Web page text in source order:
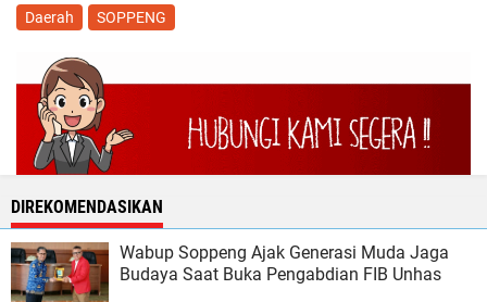
Daerah SOPPENG
DIREKOMENDASIKAN
Wabup Soppeng Ajak Generasi Muda Jaga
Budaya Saat Buka Pengabdian FIB Unhas